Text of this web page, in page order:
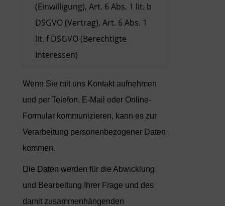
(Einwilligung), Art. 6 Abs. 1 lit. b
DSGVO (Vertrag), Art. 6 Abs. 1
lit. f DSGVO (Berechtigte
Interessen)
Wenn Sie mit uns Kontakt aufnehmen
und per Telefon, E-Mail oder Online-
Formular kommunizieren, kann es zur
Verarbeitung personenbezogener Daten
kommen.
Die Daten werden für die Abwicklung
und Bearbeitung Ihrer Frage und des
damit zusammenhängenden